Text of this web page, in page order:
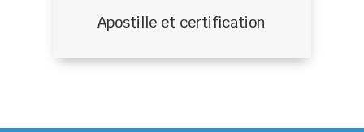
Apostille et certification